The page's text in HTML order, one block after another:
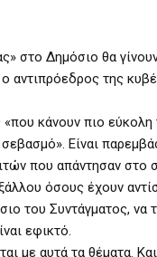
στο Δημόσιο θα
ο αντιπρόεδρος της
κάνουν πιο
Είναι
που απάντησαν στο
όσους έχουν
του Συντάγματος, να
εφικτό.
με αυτά τα θέματα.